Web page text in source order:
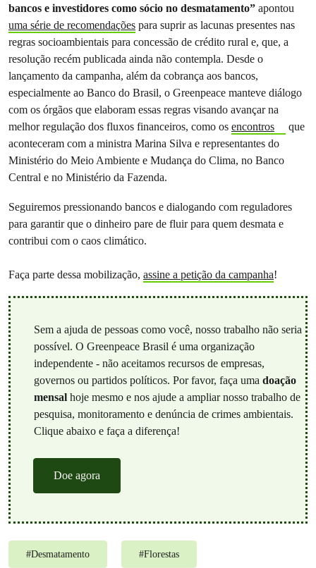
bancos e investidores como sócio no desmatamento” apontou
uma série de recomendações para suprir as lacunas presentes nas
regras socioambientais para concessão de crédito rural e, que, a
resolução recém publicada ainda não contempla. Desde o
lançamento da campanha, além da cobrança aos bancos,
especialmente ao Banco do Brasil, o Greenpeace manteve diálogo
com os órgãos que elaboram essas regras visando avançar na
melhor regulação dos fluxos financeiros, como os encontros
que
aconteceram com a ministra Marina Silva e representantes do
Ministério do Meio Ambiente e Mudança do Clima, no Banco
Central e no Ministério da Fazenda.
Seguiremos pressionando bancos e dialogando com reguladores
para garantir que o dinheiro pare de fluir para quem desmata e
contribui com o caos climático.
Faça parte dessa mobilização, assine a petição da campanha!
Sem a ajuda de pessoas como você, nosso trabalho não seria
possível. O Greenpeace Brasil é uma organização
independente - não aceitamos recursos de empresas,
governos ou partidos políticos. Por favor, faça uma doação
mensalhoje mesmo e nos ajude a ampliar nosso trabalho de
pesquisa, monitoramento e denúncia de crimes ambientais.
Clique abaixo e faça a diferença!
Doe agora
#Desmatamento #Florestas